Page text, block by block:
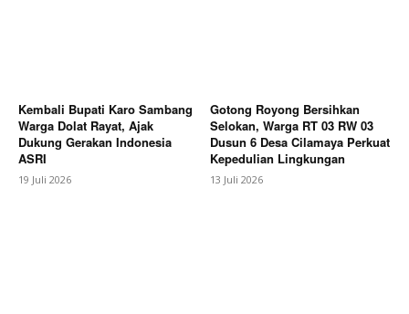
Magazine PRO
Kembali Bupati Karo Sambang
Warga Dolat Rayat, Ajak
Dukung Gerakan Indonesia
ASRI
19 Juli 2026
Gotong Royong Bersihkan
Selokan, Warga RT 03 RW 03
Dusun 6 Desa Cilamaya Perkuat
Kepedulian Lingkungan
13 Juli 2026